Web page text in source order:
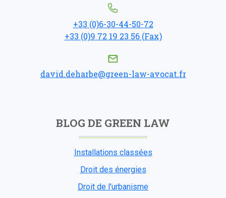
+33 (0)6-30-44-50-72
+33 (0)9 72 19 23 56 (Fax)
david.deharbe@green-law-avocat.fr
BLOG DE GREEN LAW
Installations classées
Droit des énergies
Droit de l'urbanisme